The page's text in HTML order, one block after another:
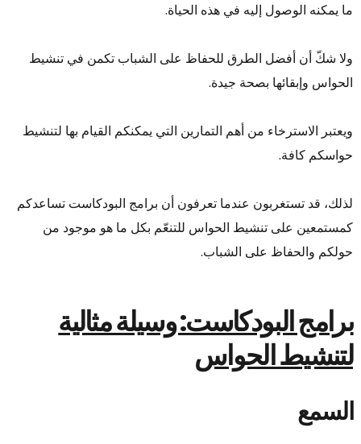
ما يمكنه الوصول إليه في هذه الحياة.
ولا شكّ أن أفضل الطرق للحفاظ على الشباب تكمن في تنشيط
الحواس وإبقائها بصحة جيدة.
ويعتبر الاسترخاء من أهم التمارين التي يمكنكم القيام بها لتنشيط
حواسكم كافة.
لذلك، قد تستغربون عندما تعرفون أن برامج البودكاست تساعدكم
كمستمعين على تنشيط الحواس للتنعّم بكل ما هو موجود من
حولكم والحفاظ على الشباب.
برامج البودكاست: وسيلة مثالية
لتنشيط الحواس
السمع